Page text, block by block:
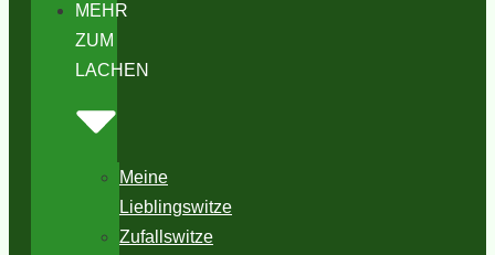
MEHR
ZUM
LACHEN
Meine
Lieblingswitze
Zufallswitze